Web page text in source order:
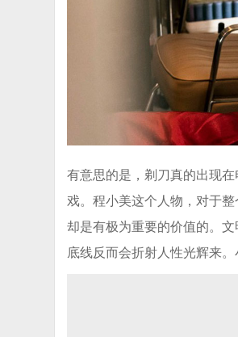
有意思的是，剃刀真的出现在
戏。程小美这个人物，对于
却是有极为重要的价值的。
底线反而会折射人性光辉来